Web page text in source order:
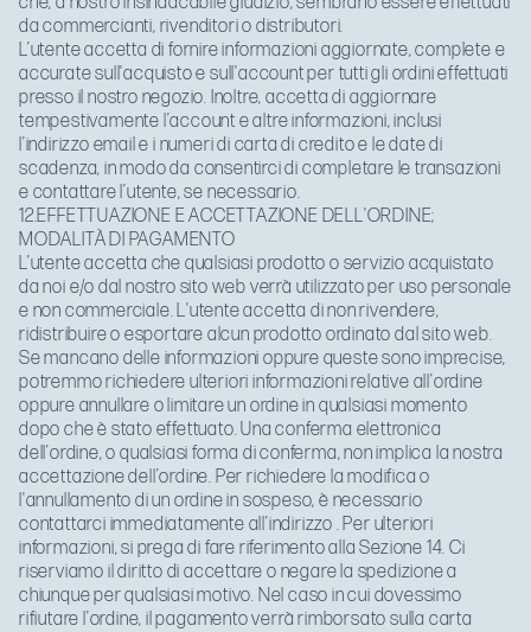
da commercianti, rivenditori o distributori.
L’utente accetta di fornire informazioni aggiornate, complete e
accurate sull'acquisto e sull'account per tutti gli ordini effettuati
presso il nostro negozio. Inoltre, accetta di aggiornare
tempestivamente l’account e altre informazioni, inclusi
l’indirizzo email e i numeri di carta di credito e le date di
scadenza, in modo da consentirci di completare le transazioni
e contattare l’utente, se necessario.
12.EFFETTUAZIONE E ACCETTAZIONE DELL'ORDINE;
MODALITÀ DI PAGAMENTO
L’utente accetta che qualsiasi prodotto o servizio acquistato
da noi e/o dal nostro sito web verrà utilizzato per uso personale
e non commerciale. L'utente accetta di non rivendere,
ridistribuire o esportare alcun prodotto ordinato dal sito web.
Se mancano delle informazioni oppure queste sono imprecise,
potremmo richiedere ulteriori informazioni relative all’ordine
oppure annullare o limitare un ordine in qualsiasi momento
dopo che è stato effettuato. Una conferma elettronica
dell’ordine, o qualsiasi forma di conferma, non implica la nostra
accettazione dell’ordine. Per richiedere la modifica o
l'annullamento di un ordine in sospeso, è necessario
contattarci immediatamente all’indirizzo . Per ulteriori
informazioni, si prega di fare riferimento alla Sezione 14. Ci
riserviamo il diritto di accettare o negare la spedizione a
chiunque per qualsiasi motivo. Nel caso in cui dovessimo
rifiutare l’ordine, il pagamento verrà rimborsato sulla carta